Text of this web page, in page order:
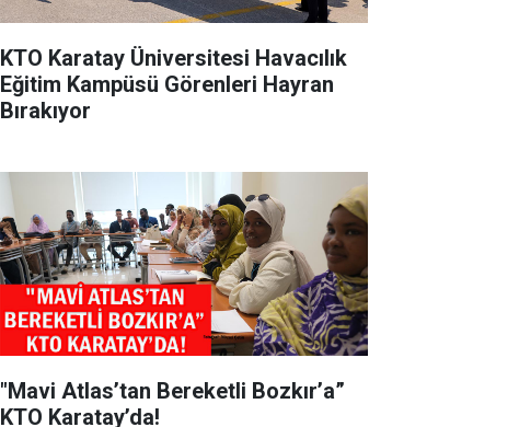
KTO Karatay Üniversitesi Havacılık
Eğitim Kampüsü Görenleri Hayran
Bırakıyor
"Mavi Atlas’tan Bereketli Bozkır’a”
KTO Karatay’da!